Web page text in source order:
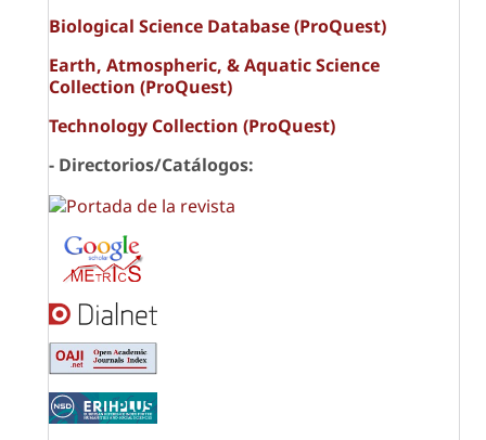
Biological Science Database (ProQuest)
Earth, Atmospheric, & Aquatic Science
Collection (ProQuest)
Technology Collection (ProQuest)
- Directorios/Catálogos: